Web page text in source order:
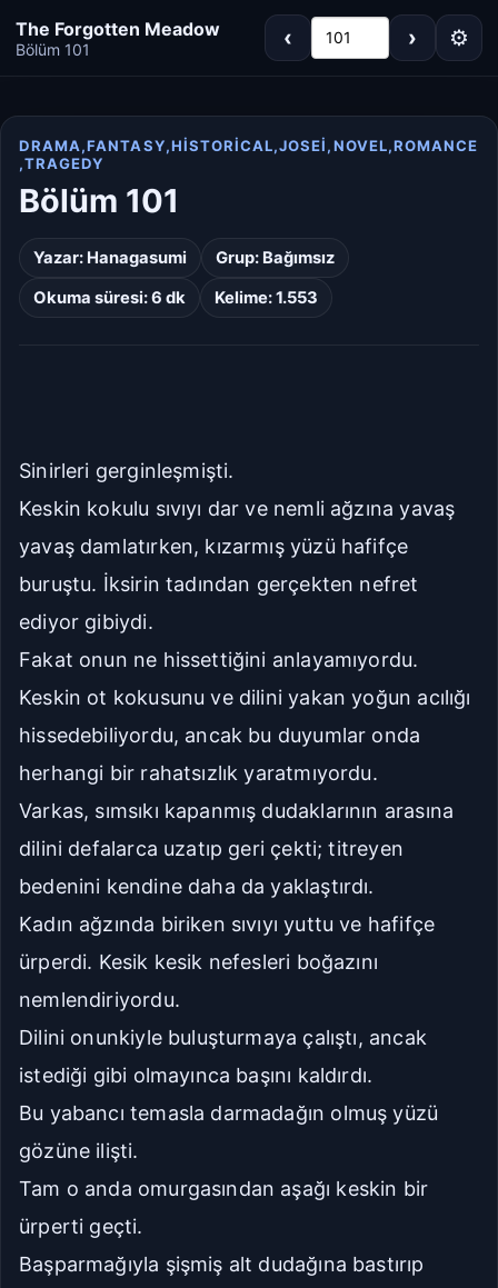
The Forgotten Meadow
Bölüm 101 ‹ 101 › ⚙
Varsayılan
Geniş Çok Geniş
20px 22px
Manuel Yazı Boyutu
Boyutu
Sıkı Standart
Düz
Seriye Git Ana Sayfa
Yorumlar
İlk Bölüm Son Bölüm
DRAMA,FANTASY,HISTORICAL,JOSEI,NOVEL,ROMANCE
,TRAGEDY
Bölüm 101
Yazar: Hanagasumi Grup: Bağımsız
Okuma süresi: 6 dk
Kelime: 1.553
Sinirleri gerginleşmişti.
Keskin kokulu sıvıyı dar ve nemli ağzına yavaş
yavaş damlatırken, kızarmış yüzü hafifçe
buruştu. İksirin tadından gerçekten nefret
ediyor gibiydi.
Fakat onun ne hissettiğini anlayamıyordu.
Keskin ot kokusunu ve dilini yakan yoğun acılığı
hissedebiliyordu, ancak bu duyumlar onda
herhangi bir rahatsızlık yaratmıyordu.
Varkas, sımsıkı kapanmış dudaklarının arasına
dilini defalarca uzatıp geri çekti; titreyen
bedenini kendine daha da yaklaştırdı.
Kadın ağzında biriken sıvıyı yuttu ve hafifçe
ürperdi. Kesik kesik nefesleri boğazını
nemlendiriyordu.
Dilini onunkiyle buluşturmaya çalıştı, ancak
istediği gibi olmayınca başını kaldırdı.
Bu yabancı temasla darmadağın olmuş yüzü
gözüne ilişti.
Tam o anda omurgasından aşağı keskin bir
ürperti geçti.
Başparmağıyla şişmiş alt dudağına bastırıp